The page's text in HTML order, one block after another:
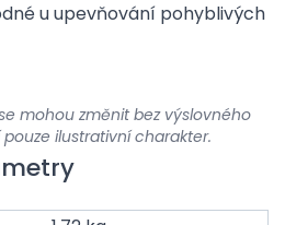
u upevňování pohyblivých
mohou změnit bez výslovného
ilustrativní charakter.